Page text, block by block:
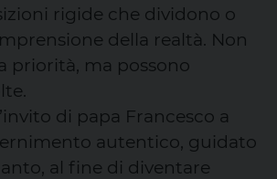
rigide che dividono o
della realtà. Non
priorità, ma possono
di papa Francesco a
autentico, guidato
al fine di diventare